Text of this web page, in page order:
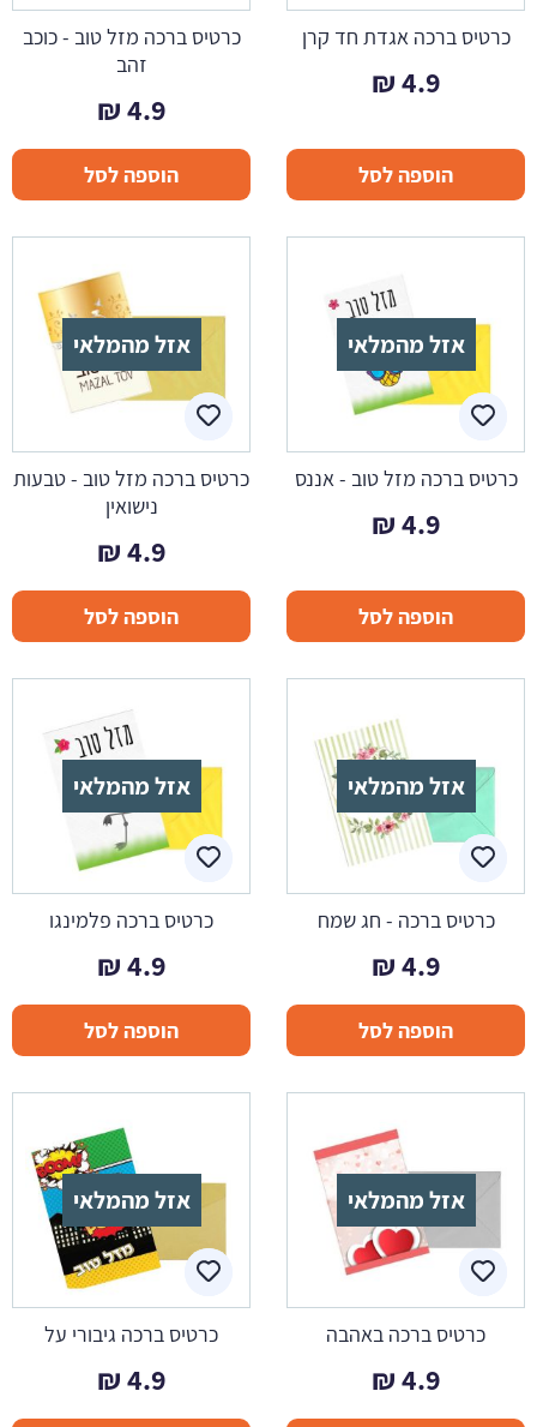
כרטיס ברכה אגדת חד קרן
4.9
₪
הוספה לסל
כרטיס ברכה מזל טוב - כוכב
זהב
4.9
₪
הוספה לסל
אזל מהמלאי
כרטיס ברכה מזל טוב - אננס
4.9
₪
הוספה לסל
אזל מהמלאי
כרטיס ברכה מזל טוב - טבעות
נישואין
4.9
₪
הוספה לסל
אזל מהמלאי
כרטיס ברכה - חג שמח
4.9
₪
הוספה לסל
אזל מהמלאי
כרטיס ברכה פלמינגו
4.9
₪
הוספה לסל
אזל מהמלאי
כרטיס ברכה באהבה
4.9
₪
אזל מהמלאי
כרטיס ברכה גיבורי על
4.9
₪